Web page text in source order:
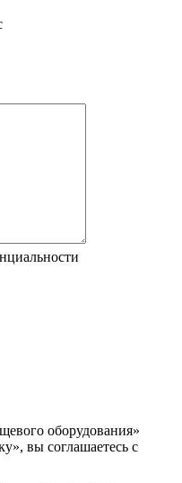
оборудования»
вы соглашаетесь с